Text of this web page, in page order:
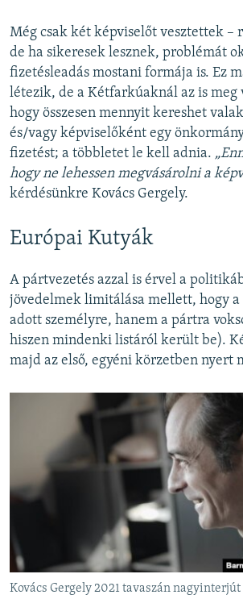
Még csak két képviselőt vesztettek –
de ha sikeresek lesznek, problémát
fizetésleadás mostani formája is. Ez
létezik, de a Kétfarkúaknál az is meg
hogy összesen mennyit kereshet
és/vagy képviselőként egy
fizetést; a többletet le kell adnia.
hogy ne lehessen megvásárolni a
kérdésünkre Kovács Gergely.
Európai Kutyák
A pártvezetés azzal is érvel a
jövedelmek limitálása mellett, hogy a
adott személyre, hanem a pártra
hiszen mindenki listáról került be).
majd az első, egyéni körzetben nyert
Kovács Gergely 2021 tavaszán nagyinterjút